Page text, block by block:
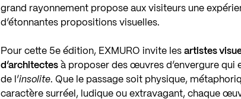
grand rayonnement propose aux visiteurs une
d’étonnantes propositions visuelles.
Pour cette 5e édition, EXMURO invite lesartistes
d’architectes à proposer des œuvres d’envergure qui
de l’insolite. Que le passage soit physique,
caractère surréel, ludique ou extravagant, chaque